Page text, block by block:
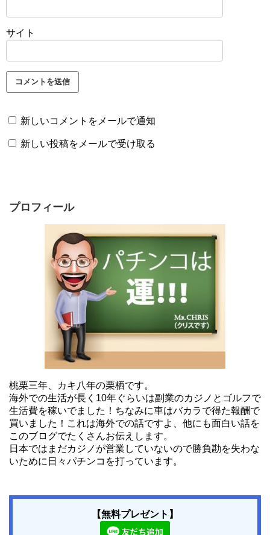
サイト
新しいコメントをメールで通知
新しい投稿をメールで受け取る
プロフィール
桃栗三年、カキ八年の栗栖です。
海外での生活が長く10年ぐらいは副業のカジノとゴルフで
生活費を稼いでました！ちなみに車はバカラで得た報酬で
買いました！これは海外での話ですよ、他にも面白い話を
このブログでたくさんお伝えします。
日本ではまだカジノが営業していないので勝負勘を失わな
いために日々パチンコを打っています。
【無料プレゼント】